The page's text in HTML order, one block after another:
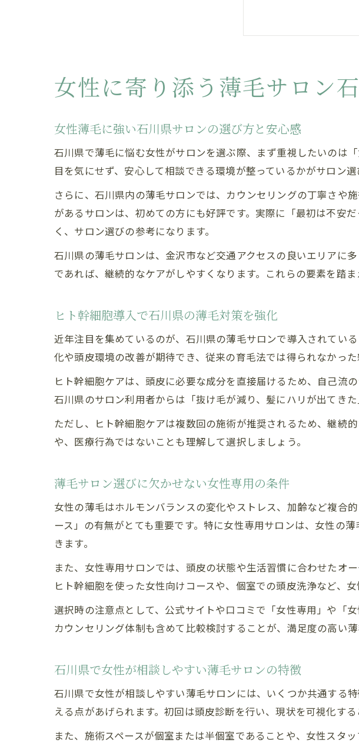
薄毛サロン
石川県で女
ヒト幹細胞で叶
女性薄毛に
ヒト幹細胞
薄毛サロン
女性薄毛治
頭皮洗浄で始め
女性薄毛に
薄毛対策の
女性が選ぶ
石川県薄毛サロン
女性薄毛と
石川県薄毛
ヒト幹細胞
薄毛女性に
女性向け薄
本音で解説女性
ヒト幹細胞
女性薄毛と
理想の髪を目指
薄毛女性が
ヒト幹細胞
石川県薄毛
ヒト幹細胞
女性に寄り添う薄毛サロン
女性薄毛に強い石川県サロンの選び方と安心感
石川県で薄毛に悩む女性がサロンを選ぶ際、まず重視したいのは
目を気にせず、安心して相談できる環境が整っているかがサロン選
さらに、石川県内の薄毛サロンでは、カウンセリングの丁寧さや
があるサロンは、初めての方にも好評です。実際に「最初は不安
く、サロン選びの参考になります。
石川県の薄毛サロンは、金沢市など交通アクセスの良いエリアに
であれば、継続的なケアがしやすくなります。これらの要素を踏
ヒト幹細胞導入で石川県の薄毛対策を強化
近年注目を集めているのが、石川県の薄毛サロンで導入されてい
化や頭皮環境の改善が期待でき、従来の育毛法では得られなかっ
ヒト幹細胞ケアは、頭皮に必要な成分を直接届けるため、自己流
石川県のサロン利用者からは「抜け毛が減り、髪にハリが出てきた
ただし、ヒト幹細胞ケアは複数回の施術が推奨されるため、継続
や、医療行為ではないことも理解して選択しましょう。
薄毛サロン選びに欠かせない女性専用の条件
女性の薄毛はホルモンバランスの変化やストレス、加齢など複合
ース」の有無がとても重要です。特に女性専用サロンは、女性の
きます。
また、女性専用サロンでは、頭皮の状態や生活習慣に合わせたオ
ヒト幹細胞を使った女性向けコースや、個室での頭皮洗浄など、
選択時の注意点として、公式サイトや口コミで「女性専用」や「
カウンセリング体制も含めて比較検討することが、満足度の高い薄
石川県で女性が相談しやすい薄毛サロンの特徴
石川県で女性が相談しやすい薄毛サロンには、いくつか共通する
える点があげられます。初回は頭皮診断を行い、現状を可視化す
また、施術スペースが個室または半個室であることや、女性スタ